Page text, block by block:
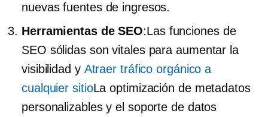
nuevas fuentes de ingresos.
Herramientas de SEO:Las funciones de
SEO sólidas son vitales para aumentar la
visibilidad y Atraer tráfico orgánico a
cualquier sitioLa optimización de metadatos
personalizables y el soporte de datos